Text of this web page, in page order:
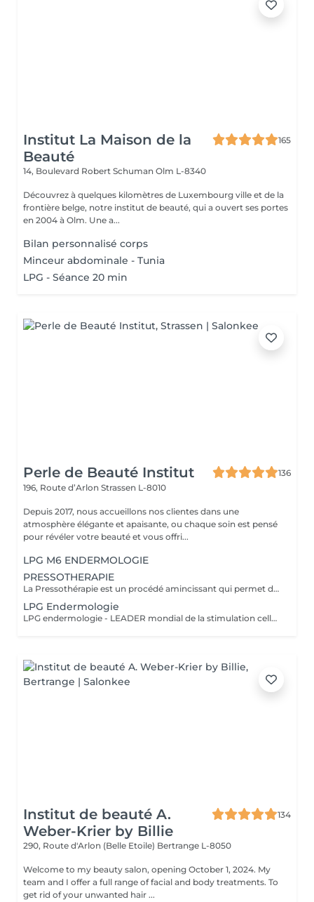
Institut La Maison de la
Beauté
165
14, Boulevard Robert Schuman Olm L-8340
Découvrez à quelques kilomètres de Luxembourg ville et de la
frontière belge, notre institut de beauté, qui a ouvert ses portes
en 2004 à Olm. Une a...
Bilan personnalisé corps
Minceur abdominale - Tunia
LPG - Séance 20 min
Perle de Beauté Institut
136
196, Route d’Arlon Strassen L-8010
Depuis 2017, nous accueillons nos clientes dans une
atmosphère élégante et apaisante, ou chaque soin est pensé
pour révéler votre beauté et vous offri...
LPG M6 ENDERMOLOGIE
PRESSOTHERAPIE
La Pressothérapie est un procédé amincissant qui permet de traiter les problèmes de rétention d'eau, de circulation sanguine, et soulagé les jambes lourdes. Cette technique mécanique agit comme un drainage lymphatique. Nous utilisons un appareil de Pressothérapie qui opére un massage par compression et décompression. Les alvéoles des accessoires se remplissent d'air à un rythme varié et exercent des pressions multiples et douces sur les parties traitées.
LPG Endermologie
LPG endermologie - LEADER mondial de la stimulation cellulaire! Une triple action simultanée en un seul et meme traitement: - raffermir la peau, redensification naturelle du derme (collagène, élastine, acide hyaluronique endogènes) - lisser la peau d'orange - déstocker les graisses résistantes&localisées +70% Des résultats visibles dès la 3-em séance
Institut de beauté A.
Weber-Krier by Billie
134
290, Route d'Arlon (Belle Etoile) Bertrange L-8050
Welcome to my beauty salon, opening October 1, 2024. My
team and I offer a full range of facial and body treatments. To
get rid of your unwanted hair ...